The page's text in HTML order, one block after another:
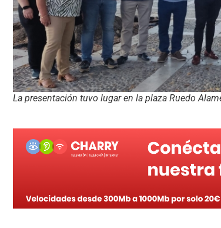
La presentación tuvo lugar en la plaza Ruedo